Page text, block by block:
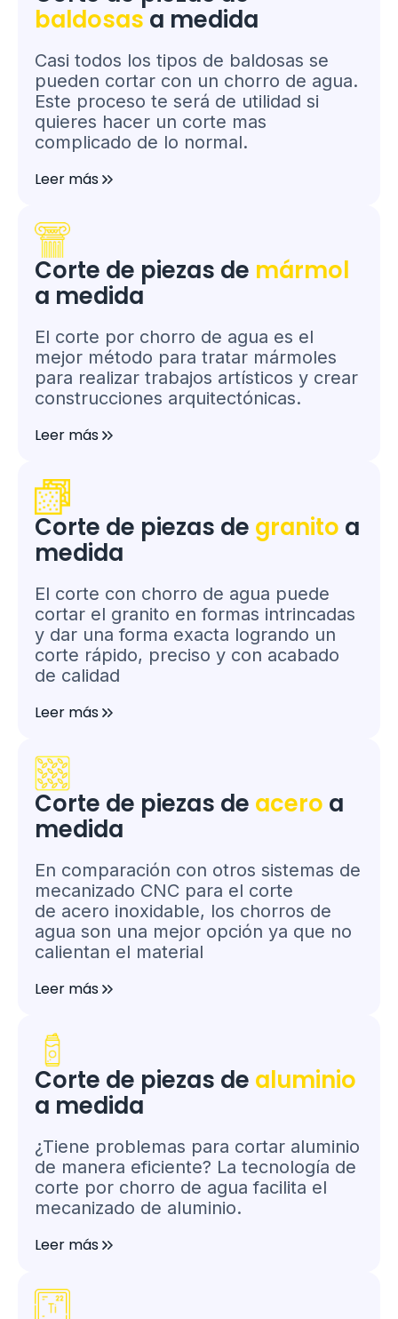
baldosas a medida
Casi todos los tipos de baldosas se
pueden cortar con un chorro de agua.
Este proceso te será de utilidad si
quieres hacer un corte mas
complicado de lo normal.
Leer más
Corte de piezas de mármol
a medida
El corte por chorro de agua es el
mejor método para tratar mármoles
para realizar trabajos artísticos y crear
construcciones arquitectónicas.
Leer más
Corte de piezas de granito a
medida
El corte con chorro de agua puede
cortar el granito en formas intrincadas
y dar una forma exacta logrando un
corte rápido, preciso y con acabado
de calidad
Leer más
Corte de piezas de acero a
medida
En comparación con otros sistemas de
mecanizado CNC para el corte
de acero inoxidable, los chorros de
agua son una mejor opción ya que no
calientan el material
Leer más
Corte de piezas de aluminio
a medida
¿Tiene problemas para cortar aluminio
de manera eficiente? La tecnología de
corte por chorro de agua facilita el
mecanizado de aluminio.
Leer más